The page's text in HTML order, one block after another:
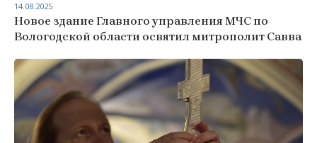
Новое здание Главного управления МЧС по
Вологодской области освятил митрополит Савва
14.08.2025